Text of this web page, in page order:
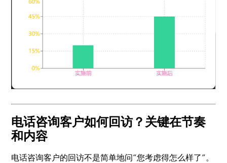
电话咨询客户如何回访？关键在节奏
和内容
电话咨询客户的回访不是简单地问“您考虑得怎么样了”。